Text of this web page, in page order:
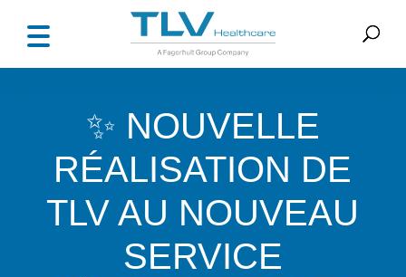
✨ NOUVELLE
RÉALISATION DE
TLV AU NOUVEAU
SERVICE